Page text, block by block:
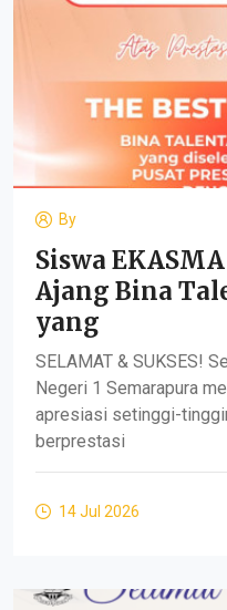
By
Siswa
Ajang Bina
yang
SELAMAT & SUKSES!
Negeri 1 Semarapura
apresiasi setinggi-
berprestasi
14 Jul 2026